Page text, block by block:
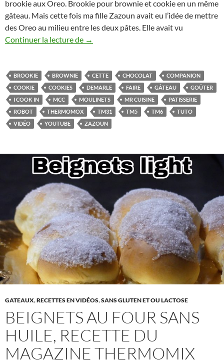
brookie aux Oreo. Brookie pour brownie et cookie en un même
gâteau. Mais cette fois ma fille Zazoun avait eu l’idée de mettre
des Oreo au milieu entre les deux pâtes. Elle avait vu
Continuer la lecture de Brookie aux Oreo au Thermomix ou
→
BROOKIE BROWNIE CETTE CHOCOLAT
COMPANION
COOKIE
COOKIES DEMARLE FAIRE GÂTEAU
GOÛTER
I COOK IN
MCC MOULINETS MR CUISINE
PATISSERIE
ROBOT
THERMOMOX TM31 TM5 TM6
TUTO
VIDÉO
YOUTUBE ZAZOUN
GATEAUX,RECETTES EN VIDÉOS,SANS GLUTEN ET OU LACTOSE
BEIGNETS AU FOUR SANS
HUILE, RECETTE DU
MAGAZINE THERMOMIX